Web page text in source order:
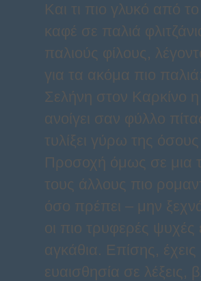
Και τι πιο γλυκό από το
καφέ σε παλιά
παλιούς φίλους,
για τα ακόμα πιο
Σελήνη στον Καρκίνο
ανοίγει σαν φύλλο
τυλίξει γύρω της
Προσοχή όμως σε μια
τους άλλους πιο
όσο πρέπει – μην
οι πιο τρυφερές ψυχές
αγκάθια. Επίσης, έχεις
ευαισθησία σε λέξεις,